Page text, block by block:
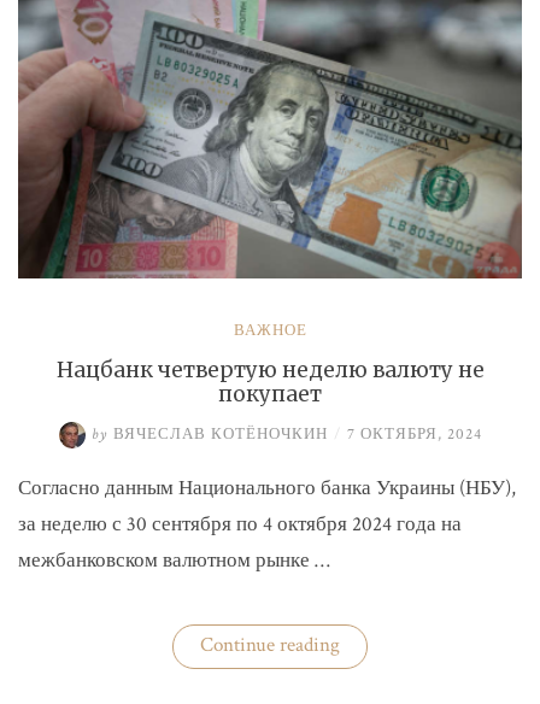
ВАЖНОЕ
Нацбанк четвертую неделю валюту не
покупает
by ВЯЧЕСЛАВ КОТЁНОЧКИН / 7 ОКТЯБРЯ, 2024
Согласно данным Национального банка Украины (НБУ),
за неделю с 30 сентября по 4 октября 2024 года на
межбанковском валютном рынке …
Continue reading«Нацбанк
четвертую